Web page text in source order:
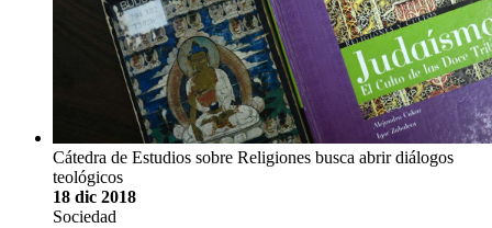
Cátedra de Estudios sobre Religiones busca abrir diálogos
teológicos
18 dic 2018
Sociedad